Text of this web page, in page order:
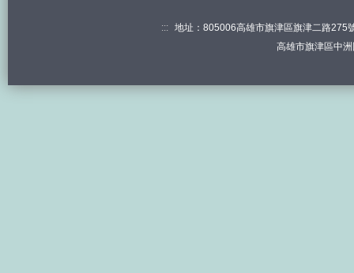
::: 地址：805006高雄市旗津區旗津二路
高雄市旗津區中